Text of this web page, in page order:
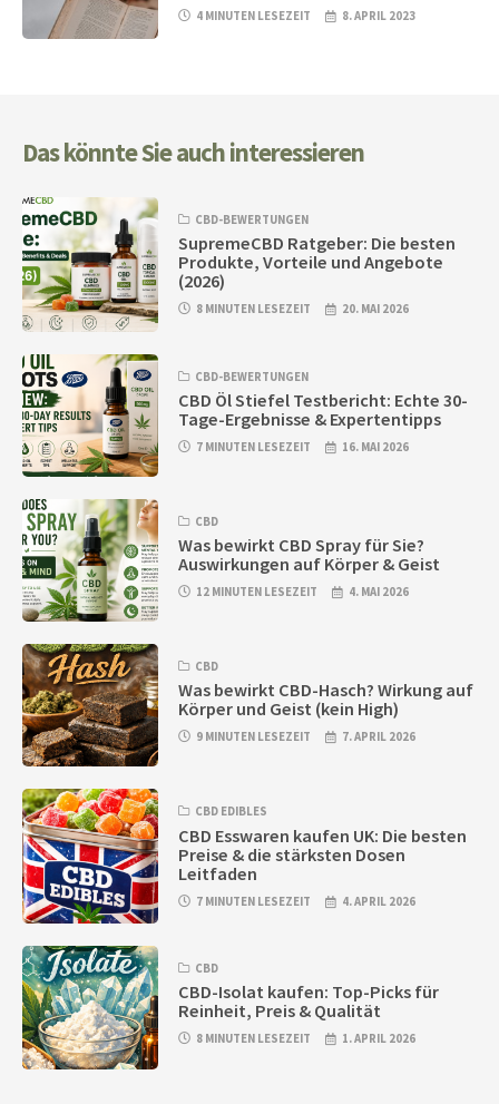
4 MINUTEN LESEZEIT 8. APRIL 2023
Das könnte Sie auch interessieren
CBD-BEWERTUNGEN
SupremeCBD Ratgeber: Die besten
Produkte, Vorteile und Angebote
(2026)
8 MINUTEN LESEZEIT 20. MAI 2026
CBD-BEWERTUNGEN
CBD Öl Stiefel Testbericht: Echte 30-
Tage-Ergebnisse & Expertentipps
7 MINUTEN LESEZEIT 16. MAI 2026
CBD
Was bewirkt CBD Spray für Sie?
Auswirkungen auf Körper & Geist
12 MINUTEN LESEZEIT 4. MAI 2026
CBD
Was bewirkt CBD-Hasch? Wirkung auf
Körper und Geist (kein High)
9 MINUTEN LESEZEIT 7. APRIL 2026
CBD EDIBLES
CBD Esswaren kaufen UK: Die besten
Preise & die stärksten Dosen
Leitfaden
7 MINUTEN LESEZEIT 4. APRIL 2026
CBD
CBD-Isolat kaufen: Top-Picks für
Reinheit, Preis & Qualität
8 MINUTEN LESEZEIT 1. APRIL 2026